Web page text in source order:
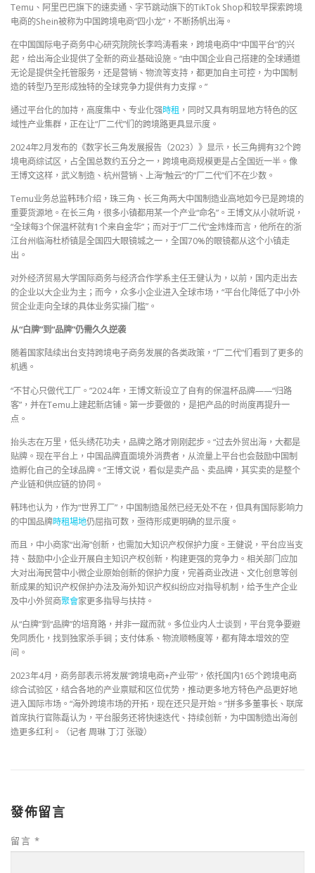
Temu、阿里巴巴旗下的速卖通、字节跳动旗下的TikTok Shop和较早探索跨境
电商的Shein被称为中国跨境电商“四小龙”，不断扬帆出海。
在中国国际电子商务中心研究院院长李鸣涛看来，跨境电商中“中国平台”的兴
起，给出海企业提供了全新的商业基础设施。“由中国企业自己搭建的全球通道
无论是提供全托管服务，还是营销、物流等支持，都更加自主可控，为中国制
造的转型乃至形成独特的全球竞争力提供有力支撑。”
通过平台化的加持，高度集中、专业化强時租 ，同时又具有明显地方特色的区
域性产业集群，正在让“厂二代”们的跨境路更具显示度。
2024年2月发布的《数字长三角发展报告（2023）》显示，长三角拥有32个跨
境电商综试区，占全国总数约五分之一，跨境电商规模更是占全国近一半。像
王博文这样，武义制造、杭州营销、上海“触云”的“厂二代”们不在少数。
Temu业务总监韩玮介绍，珠三角、长三角两大中国制造业高地如今已是跨境的
重要货源地。在长三角，很多小镇都用某一个产业“命名”。王博文从小就听说，
“全球每3个保温杯就有1个来自金华”；而对于“厂二代”金炜烽而言，他所在的浙
江台州临海杜桥镇是全国四大眼镜城之一，全国70%的眼镜都从这个小镇走
出。
对外经济贸易大学国际商务与经济合作学系主任王健认为，以前，国内走出去
的企业以大企业为主；而今，众多小企业进入全球市场，“平台化降低了中小外
贸企业走向全球的具体业务实操门槛”。
从“白牌”到“品牌”仍需久久逆袭
随着国家陆续出台支持跨境电子商务发展的各类政策，“厂二代”们看到了更多的
机遇。
“不甘心只做代工厂。”2024年，王博文新设立了自有的保温杯品牌——“归路
客”，并在Temu上建起新店铺。第一步要做的，是把产品的时尚度再提升一
点。
抬头志在万里，低头绣花功夫，品牌之路才刚刚起步。“过去外贸出海，大都是
贴牌。现在平台上，中国品牌直面境外消费者，从流量上平台也会鼓励中国制
造孵化自己的全球品牌。”王博文说，看似是卖产品、卖品牌，其实卖的是整个
产业链和供应链的协同。
韩玮也认为，作为“世界工厂”，中国制造虽然已经无处不在，但具有国际影响力
的中国品牌時租場地仍屈指可数，亟待形成更明确的显示度。
而且，中小商家“出海”创新，也需加大知识产权保护力度。王健说，平台应当支
持、鼓励中小企业开展自主知识产权创新，构建更强的竞争力。相关部门应加
大对出海民营中小微企业原始创新的保护力度，完善商业改进、文化创意等创
新成果的知识产权保护办法及海外知识产权纠纷应对指导机制，给予生产企业
及中小外贸商聚會家更多指导与扶持。
从“白牌”到“品牌”的培育路，并非一蹴而就。多位业内人士谈到，平台竞争要避
免同质化，找到独家杀手锏；支付体系、物流顺畅度等，都有降本增效的空
间。
2023年4月，商务部表示将发展“跨境电商+产业带”，依托国内165个跨境电商
综合试验区，结合各地的产业禀赋和区位优势，推动更多地方特色产品更好地
进入国际市场。“海外跨境市场的开拓，现在还只是开始。”拼多多董事长、联席
首席执行官陈磊认为，平台服务还将快速迭代、持续创新，为中国制造出海创
造更多红利。（记者 周琳 丁汀 张璇）
發佈留言
留言 *